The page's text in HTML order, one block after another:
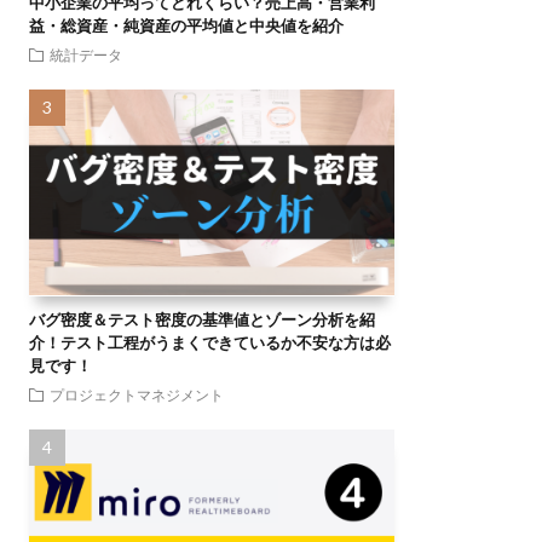
益・総資産・純資産の平均値と中央値を紹介
統計データ
バグ密度＆テスト密度の基準値とゾーン分析を紹
介！テスト工程がうまくできているか不安な方は必
見です！
プロジェクトマネジメント